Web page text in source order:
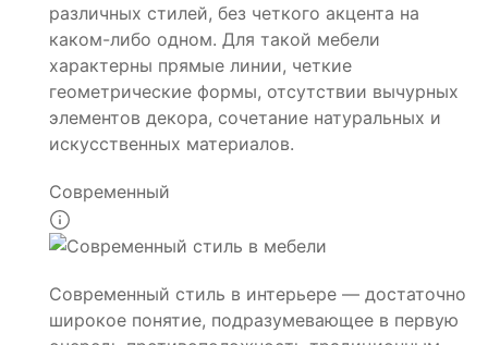
различных стилей, без четкого акцента на
каком-либо одном. Для такой мебели
характерны прямые линии, четкие
геометрические формы, отсутствии вычурных
элементов декора, сочетание натуральных и
искусственных материалов.
Современный
Современный стиль в интерьере — достаточно
широкое понятие, подразумевающее в первую